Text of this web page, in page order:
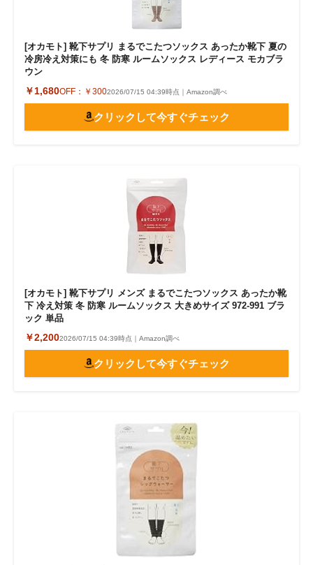
[オカモト] 靴下サプリ まるでこたつソックス あったか靴下 夏の
冷房冷え対策にも 冬 防寒 ルームソックス レディース モカブラ
ウン
￥1,680OFF： ￥3002026/07/15 04:39時点｜Amazon調べ
クリックして今すぐチェック
[オカモト] 靴下サプリ メンズ まるでこたつソックス あったか靴
下 冷え対策 冬 防寒 ルームソックス 大きめサイズ 972-991 ブラ
ック 単品
￥2,2002026/07/15 04:39時点｜Amazon調べ
クリックして今すぐチェック